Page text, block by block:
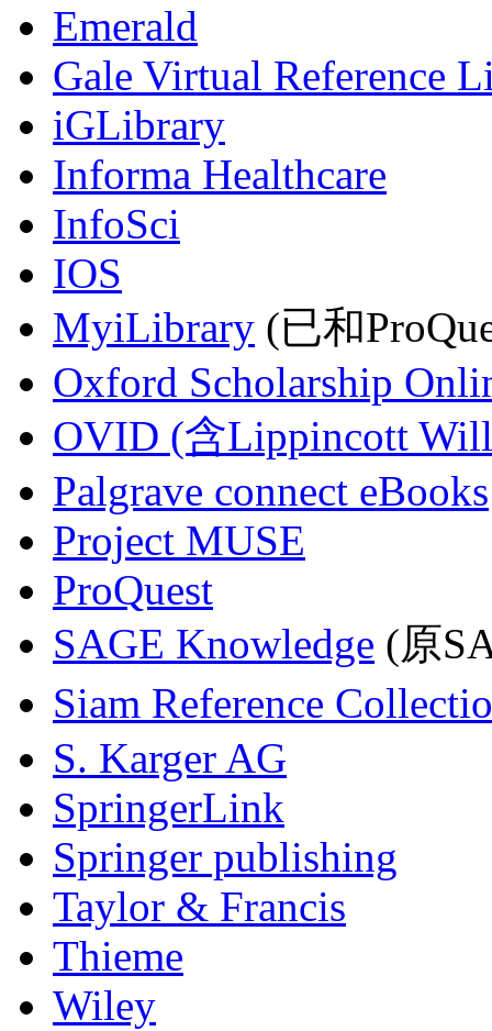
Emerald
Gale Virtual Reference
iGLibrary
Informa Healthcare
InfoSci
IOS
MyiLibrary (已和
Oxford Scholarship
OVID (含Lippincott
Palgrave connect eBooks
Project MUSE
ProQuest
SAGE Knowledge (原
Siam Reference
S. Karger AG
SpringerLink
Springer publishing
Taylor & Francis
Thieme
Wiley